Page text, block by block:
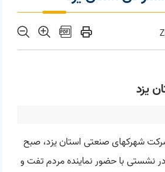
یزد
شهرکهای صنعتی استان یزد، صبح
۹ مهر ماه در نشستی با حضور نماینده مردم تفت و